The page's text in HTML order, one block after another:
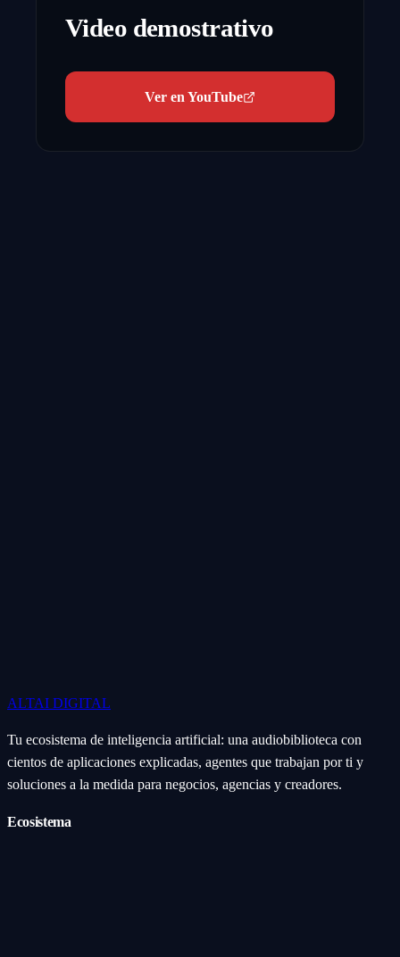
Video demostrativo
Ver en YouTube
ALTAI DIGITAL
Tu ecosistema de inteligencia artificial: una audiobiblioteca con
cientos de aplicaciones explicadas, agentes que trabajan por ti y
soluciones a la medida para negocios, agencias y creadores.
Ecosistema